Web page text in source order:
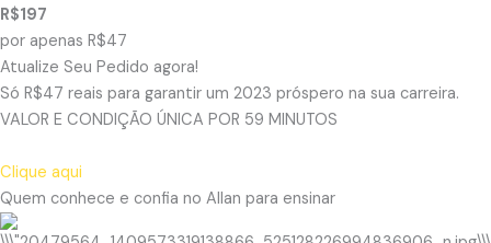
R$197
por apenas R$47
Atualize Seu Pedido agora!
Só R$47 reais para garantir um 2023 próspero na sua carreira.
VALOR E CONDIÇÃO ÚNICA POR 59 MINUTOS
Clique aqui
Quem conhece e confia no Allan para ensinar